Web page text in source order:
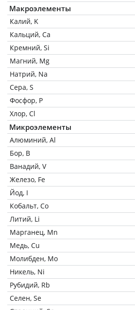
Макроэлементы
Калий, K
Кальций, Ca
Кремний, Si
Магний, Mg
Натрий, Na
Сера, S
Фосфор, P
Хлор, Cl
Микроэлементы
Алюминий, Al
Бор, B
Ванадий, V
Железо, Fe
Йод, I
Кобальт, Co
Литий, Li
Марганец, Mn
Медь, Cu
Молибден, Mo
Никель, Ni
Рубидий, Rb
Селен, Se